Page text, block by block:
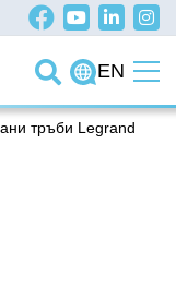
EN
тръби Legrand